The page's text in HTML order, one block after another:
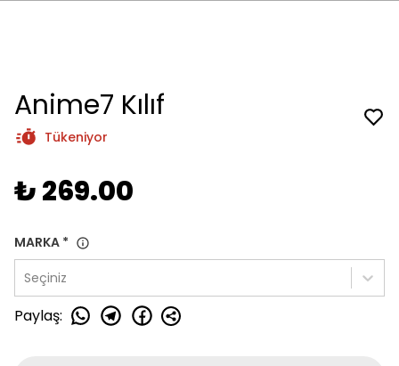
Anime7 Kılıf
Tükeniyor
₺ 269.00
MARKA *
Seçiniz
Paylaş: